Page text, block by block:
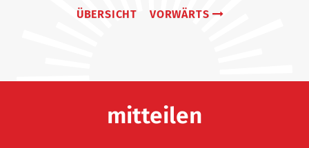
ÜBERSICHT VORWÄRTS
mitteilen